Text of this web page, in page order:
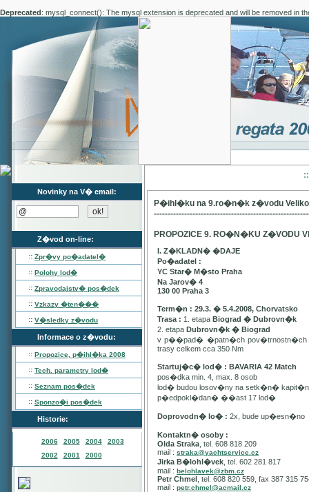
Deprecated: mysql_connect(): The mysql extension is deprecated and will be removed in
Novinky na V� email:
Z�vod on-line:
:: Zpr�vy po�adatel�
:: Polohy lod�
:: Zpravodajstv� pos�dek
:: Vzkazy �ten���
:: V�sledky z�vodu
Informace o z�vodu:
:: Propozice, p�ihl�ka 2008
:: Tech. parametry lod�
:: Seznam pos�dek
:: Sponzo�i pos�dek
Historie:
2006 2005 2004
2003
2002
2001 2000
P�ihl�ku na 9.ro�n�k z�vodu
PROPOZICE 9. RO�N�KU Z�VODU
I. Z�KLADN� �DAJE
Po�adatel :
YC Star� M�sto Praha
Na Jarov� 4
130 00 Praha 3
Term�n : 29.3. � 5.4.2008, Chorvatsko
Trasa : 1. etapa Biograd � Dubrovn�k
2. etapa Dubrovn�k � Biograd
v p��pad� �patn�ch pov�trnostn�ch
trasy celkem cca 350 Nm
Startuj�c� lod� : BAVARIA 42 Match
pos�dka min. 4, max. 8 osob
lod� budou losov�ny na setk�n�
p�edpokl�dan� ��ast 17 lod�
Doprovodn� lo� : 2x, bude up�esn�no
Kontaktn� osoby :
Olda Straka , tel. 608 818 209
mail : straka@yachtservice.cz
Jirka B�lohl�vek , tel. 602 281 817
mail : belohlavek@zbm.cz
Petr Chmel , tel. 608 820 559, fax 387 315
mail : petr.chmel@acmail.cz